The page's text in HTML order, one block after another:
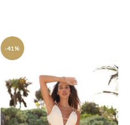
-41%